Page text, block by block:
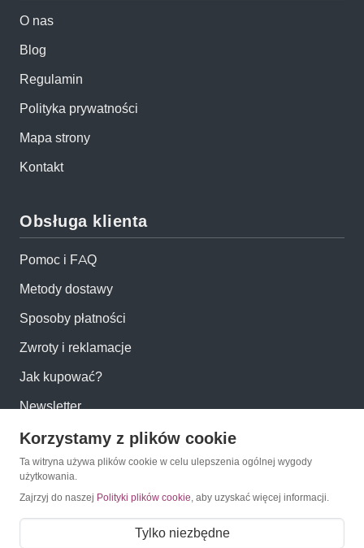
O nas
Blog
Regulamin
Polityka prywatności
Mapa strony
Kontakt
Obsługa klienta
Pomoc i FAQ
Metody dostawy
Sposoby płatności
Zwroty i reklamacje
Jak kupować?
Newsletter
Konto
Moje konto
Korzystamy z plików cookie
Ta witryna używa plików cookie w celu ulepszenia ogólnej wygody
użytkowania.
Zajrzyj do naszej Polityki plików cookie, aby uzyskać więcej informacji.
Tylko niezbędne